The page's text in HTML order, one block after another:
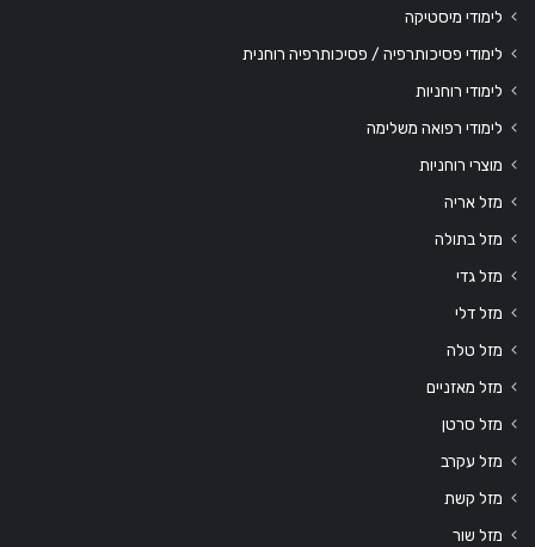
לימודי מיסטיקה
לימודי פסיכותרפיה / פסיכותרפיה רוחנית
לימודי רוחניות
לימודי רפואה משלימה
מוצרי רוחניות
מזל אריה
מזל בתולה
מזל גדי
מזל דלי
מזל טלה
מזל מאזניים
מזל סרטן
מזל עקרב
מזל קשת
מזל שור